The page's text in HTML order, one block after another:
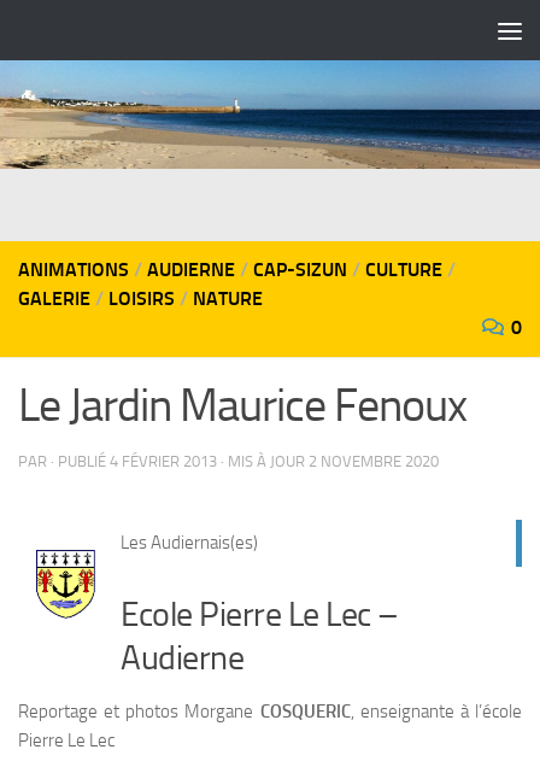
ANIMATIONS / AUDIERNE / CAP-SIZUN / CULTURE /
GALERIE / LOISIRS / NATURE
0
Le Jardin Maurice Fenoux
PAR · PUBLIÉ 4 FÉVRIER 2013 · MIS À JOUR 2 NOVEMBRE 2020
Les Audiernais(es)
Ecole Pierre Le Lec –
Audierne
Reportage et photos Morgane COSQUERIC, enseignante à l’école
Pierre Le Lec